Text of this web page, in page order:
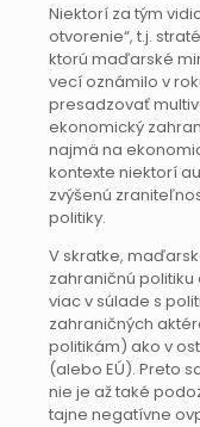
Niektorí za tým
otvorenie“, t.j.
ktorú maďarské
vecí oznámilo v
presadzovať
ekonomický
najmä na
kontexte niektorí
zvýšenú
politiky.
V skratke,
zahraničnú
viac v súlade s
zahraničných
politikám) ako v
(alebo EÚ). Preto
nie je až také
tajne negatívne